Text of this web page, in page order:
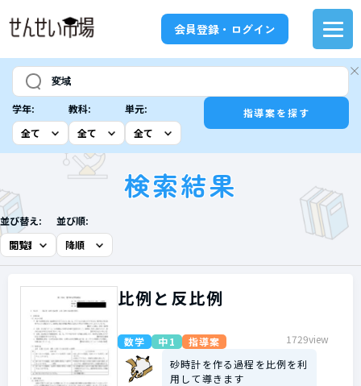
会員登録・ログイン
学年: 教科: 単元: 指導案を探す
検索結果
並び替え: 並び順:
比例と反比例
数学 中1 指導案 1729view
砂時計を作る過程を比例を利
用して導きます